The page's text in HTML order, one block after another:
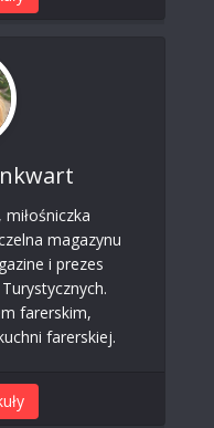
magazynu
i prezes
farerskim,
farerskiej.